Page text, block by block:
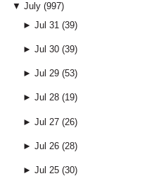
▼ July (997)
►Jul 31 (39)
►Jul 30 (39)
►Jul 29 (53)
►Jul 28 (19)
►Jul 27 (26)
►Jul 26 (28)
►Jul 25 (30)